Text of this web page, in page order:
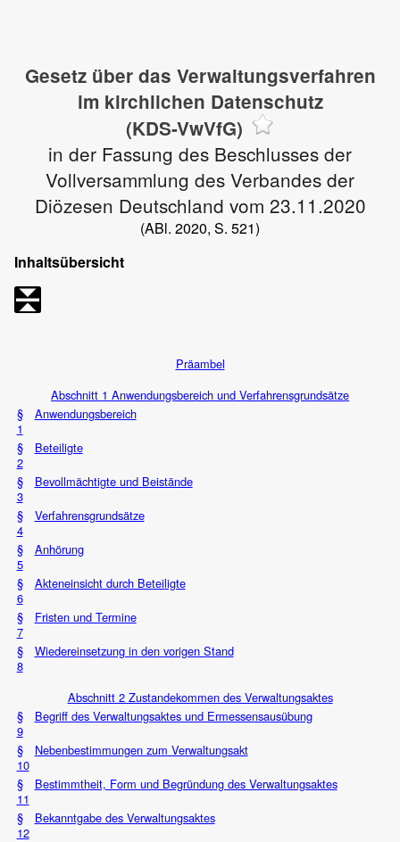
Gesetz über das Verwaltungsverfahren
im kirchlichen Datenschutz
(KDS-VwVfG)
in der Fassung des Beschlusses der
Vollversammlung des Verbandes der
Diözesen Deutschland vom 23.11.2020
(ABl. 2020, S. 521)
Inhaltsübersicht
Präambel
Abschnitt 1 Anwendungsbereich und Verfahrensgrundsätze
§
1
Anwendungsbereich
§
2
Beteiligte
§
3
Bevollmächtigte und Beistände
§
4
Verfahrensgrundsätze
§
5
Anhörung
§
6
Akteneinsicht durch Beteiligte
§
7
Fristen und Termine
§
8
Wiedereinsetzung in den vorigen Stand
Abschnitt 2 Zustandekommen des Verwaltungsaktes
§
9
Begriff des Verwaltungsaktes und Ermessensausübung
§
10
Nebenbestimmungen zum Verwaltungsakt
§
11
Bestimmtheit, Form und Begründung des Verwaltungsaktes
§
12
Bekanntgabe des Verwaltungsaktes